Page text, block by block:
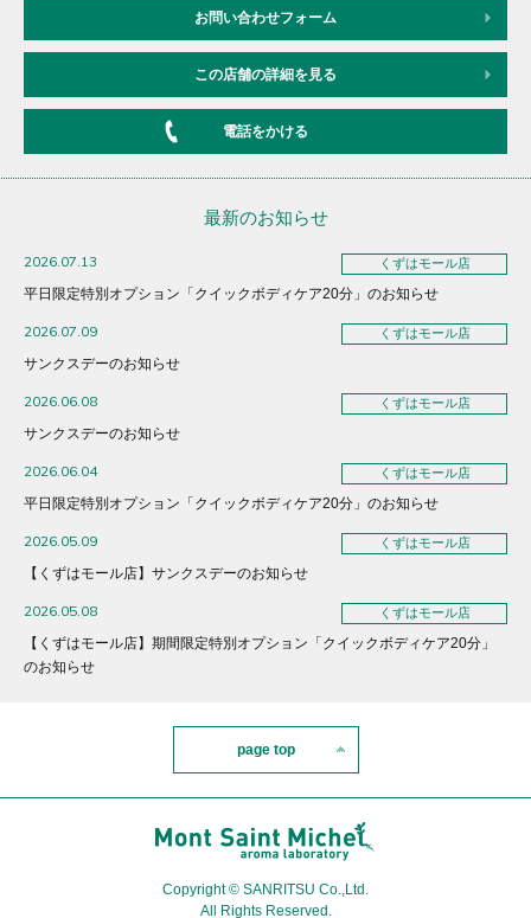
お問い合わせフォーム
この店舗の詳細を見る
電話をかける
最新のお知らせ
2026.07.13 くずはモール店
平日限定特別オプション「クイックボディケア20分」のお知らせ
2026.07.09 くずはモール店
サンクスデーのお知らせ
2026.06.08 くずはモール店
サンクスデーのお知らせ
2026.06.04 くずはモール店
平日限定特別オプション「クイックボディケア20分」のお知らせ
2026.05.09 くずはモール店
【くずはモール店】サンクスデーのお知らせ
2026.05.08 くずはモール店
【くずはモール店】期間限定特別オプション「クイックボディケア20分」
のお知らせ
page top
Copyright © SANRITSU Co.,Ltd.
All Rights Reserved.